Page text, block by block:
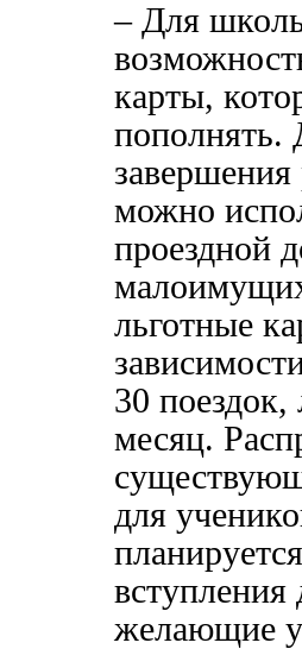
– Для
карты,
пополнять.
завершения
можно
проездной
льготные
30
месяц.
для
вступления
желающие